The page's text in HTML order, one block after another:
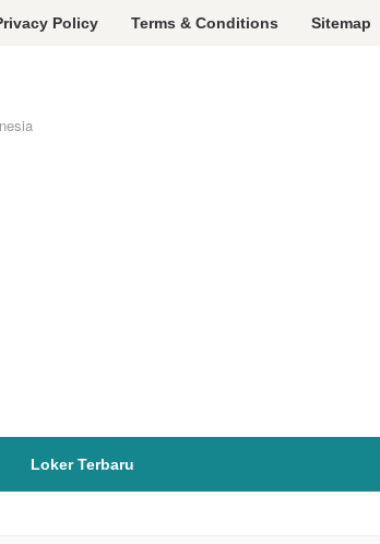
Policy Terms & Conditions Sitemap
Loker Terbaru